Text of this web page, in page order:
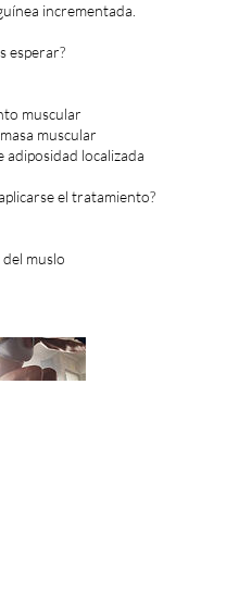
incrementada.
esperar?
muscular
muscular
adiposidad localizada
el tratamiento?
muslo